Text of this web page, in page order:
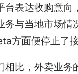
台表达收购意向
务与当地市场情
方面便停止了接
相比，外卖业务